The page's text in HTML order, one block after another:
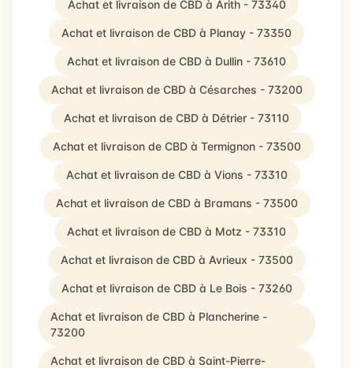
Achat et livraison de CBD à Arith - 73340
Achat et livraison de CBD à Planay - 73350
Achat et livraison de CBD à Dullin - 73610
Achat et livraison de CBD à Césarches - 73200
Achat et livraison de CBD à Détrier - 73110
Achat et livraison de CBD à Termignon - 73500
Achat et livraison de CBD à Vions - 73310
Achat et livraison de CBD à Bramans - 73500
Achat et livraison de CBD à Motz - 73310
Achat et livraison de CBD à Avrieux - 73500
Achat et livraison de CBD à Le Bois - 73260
Achat et livraison de CBD à Plancherine -
73200
Achat et livraison de CBD à Saint-Pierre-